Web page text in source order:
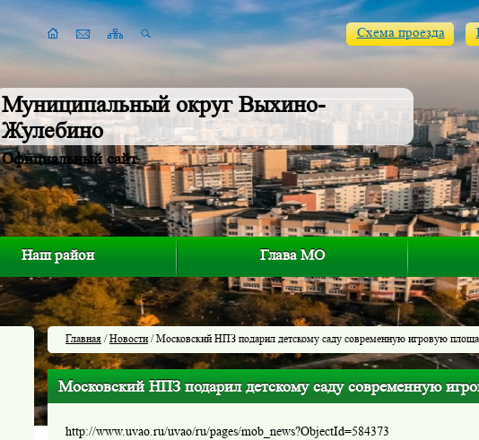
Муниципальный округ Выхино-
Жулебино
Официальный сайт
Схема проезда
Наш район Глава МО
Главная /Новости/ Московский НПЗ подарил детскому саду современную игровую
Московский НПЗ подарил детскому саду современную
http://www.uvao.ru/uvao/ru/pages/mob_news?ObjectId=584373